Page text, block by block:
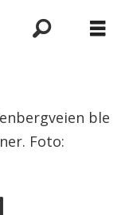
ble
Foto: